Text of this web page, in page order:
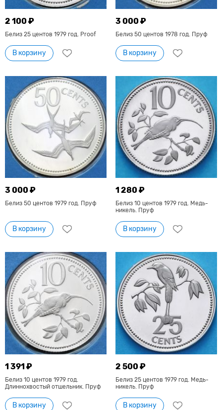
2 100 ₽
Белиз 25 центов 1979 год. Proof
В корзину
3 000 ₽
Белиз 50 центов 1978 год. Пруф
В корзину
3 000 ₽
Белиз 50 центов 1979 год. Пруф
В корзину
1 280 ₽
Белиз 10 центов 1979 год. Медь-
никель. Пруф
В корзину
1 391 ₽
Белиз 10 центов 1979 год.
Длиннохвостый отшельник. Пруф
В корзину
2 500 ₽
Белиз 25 центов 1979 год. Медь-
никель. Пруф
В корзину